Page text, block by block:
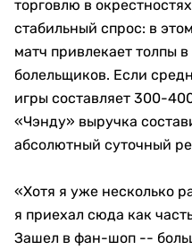
торговлю в
стабильный спрос: в
матч привлекает толпы
болельщиков. Если
игры составляет 300-
«Чэнду» выручка
абсолютный суточный
«Хотя я уже несколько
я приехал сюда как
Зашел в фан-шоп --